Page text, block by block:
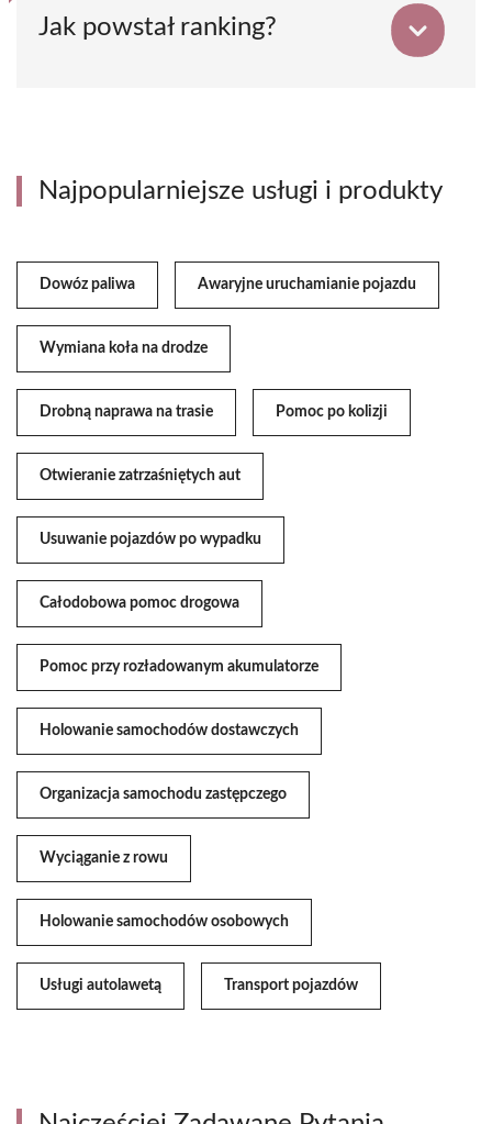
Jak powstał ranking?
Najpopularniejsze usługi i produkty
Dowóz paliwa Awaryjne uruchamianie pojazdu
Wymiana koła na drodze
Drobną naprawa na trasie Pomoc po kolizji
Otwieranie zatrzaśniętych aut
Usuwanie pojazdów po wypadku
Całodobowa pomoc drogowa
Pomoc przy rozładowanym akumulatorze
Holowanie samochodów dostawczych
Organizacja samochodu zastępczego
Wyciąganie z rowu
Holowanie samochodów osobowych
Usługi autolawetą Transport pojazdów